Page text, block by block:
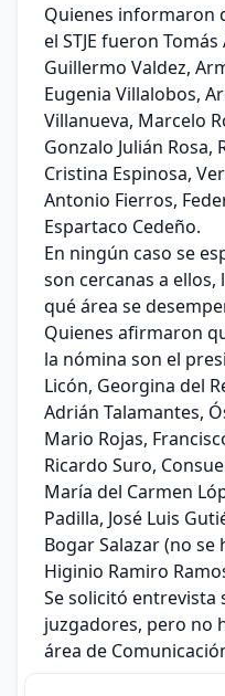
Quienes informaron
el STJE fueron
Guillermo Valdez,
Eugenia Villalobos,
Villanueva, Marcelo
Gonzalo Julián Rosa,
Cristina Espinosa,
Antonio Fierros,
Espartaco Cedeño.
En ningún caso se
son cercanas a ellos,
qué área se
Quienes afirmaron
la nómina son el
Licón, Georgina del
Adrián Talamantes,
Mario Rojas,
Ricardo Suro,
María del Carmen
Padilla, José Luis
Bogar Salazar (no
Higinio Ramiro
Se solicitó entrevista
juzgadores, pero no
área de